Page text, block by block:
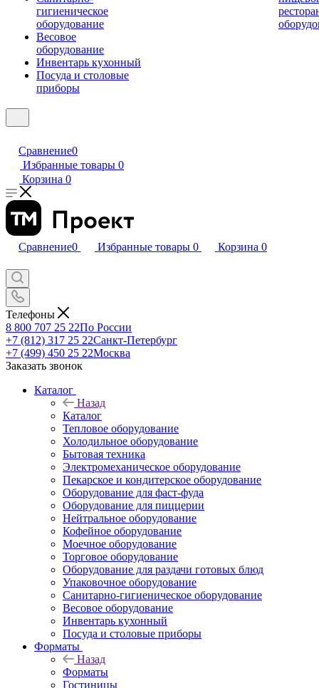
гигиеническое
оборудование
Весовое
оборудование
Инвентарь кухонный
Посуда и столовые
приборы
Сравнение0
Избранные товары 0
Корзина 0
Сравнение0 Избранные товары 0 Корзина 0
Телефоны
8 800 707 25 22По России
+7 (812) 317 25 22Санкт-Петербург
+7 (499) 450 25 22Москва
Заказать звонок
Каталог
Назад
Каталог
Тепловое оборудование
Холодильное оборудование
Бытовая техника
Электромеханическое оборудование
Пекарское и кондитерское оборудование
Оборудование для фаст-фуда
Оборудование для пиццерии
Нейтральное оборудование
Кофейное оборудование
Моечное оборудование
Торговое оборудование
Оборудование для раздачи готовых блюд
Упаковочное оборудование
Санитарно-гигиеническое оборудование
Весовое оборудование
Инвентарь кухонный
Посуда и столовые приборы
Форматы
Назад
Форматы
Гостиницы